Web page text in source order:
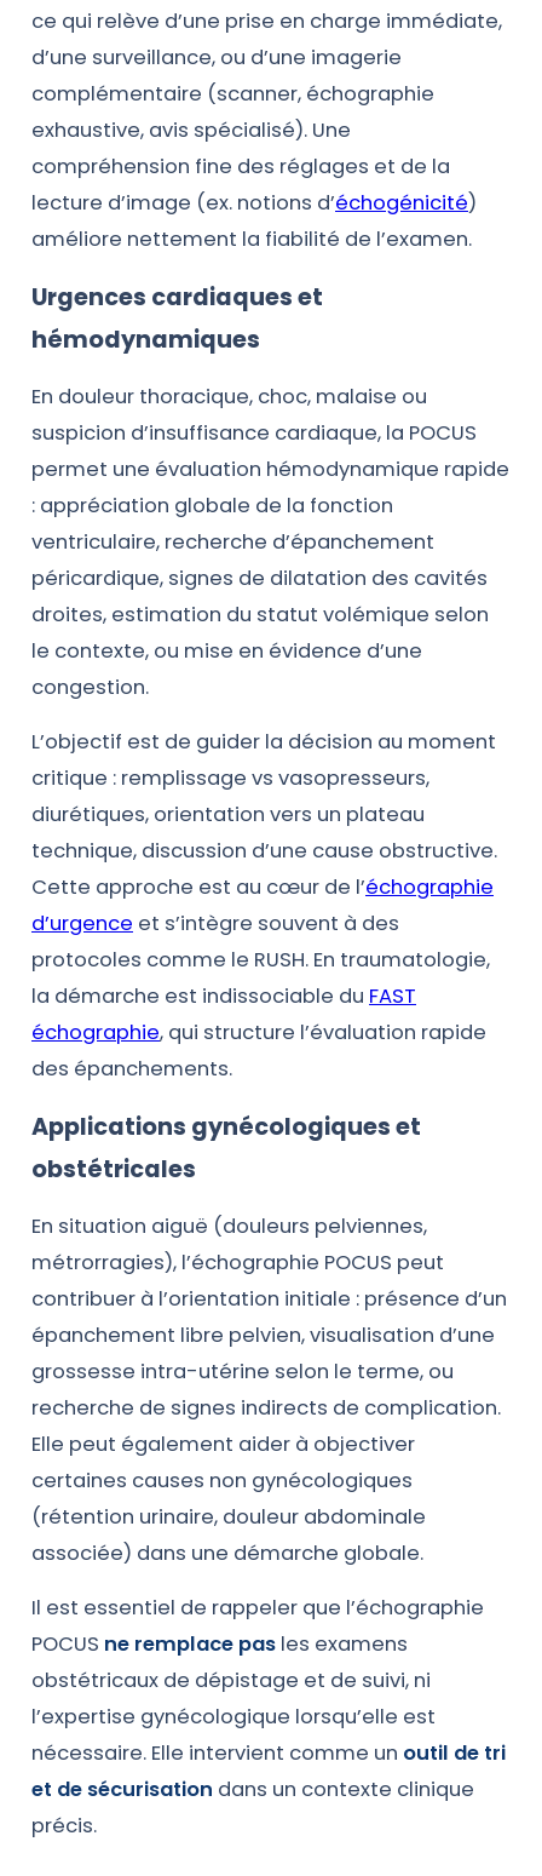
ce qui relève d’une prise en charge immédiate,
d’une surveillance, ou d’une imagerie
complémentaire (scanner, échographie
exhaustive, avis spécialisé). Une
compréhension fine des réglages et de la
lecture d’image (ex. notions d’échogénicité)
améliore nettement la fiabilité de l’examen.
Urgences cardiaques et
hémodynamiques
En douleur thoracique, choc, malaise ou
suspicion d’insuffisance cardiaque, la POCUS
permet une évaluation hémodynamique rapide
: appréciation globale de la fonction
ventriculaire, recherche d’épanchement
péricardique, signes de dilatation des cavités
droites, estimation du statut volémique selon
le contexte, ou mise en évidence d’une
congestion.
L’objectif est de guider la décision au moment
critique : remplissage vs vasopresseurs,
diurétiques, orientation vers un plateau
technique, discussion d’une cause obstructive.
Cette approche est au cœur de l’échographie
d’urgence et s’intègre souvent à des
protocoles comme le RUSH. En traumatologie,
la démarche est indissociable du FAST
échographie, qui structure l’évaluation rapide
des épanchements.
Applications gynécologiques et
obstétricales
En situation aiguë (douleurs pelviennes,
métrorragies), l’échographie POCUS peut
contribuer à l’orientation initiale : présence d’un
épanchement libre pelvien, visualisation d’une
grossesse intra-utérine selon le terme, ou
recherche de signes indirects de complication.
Elle peut également aider à objectiver
certaines causes non gynécologiques
(rétention urinaire, douleur abdominale
associée) dans une démarche globale.
Il est essentiel de rappeler que l’échographie
POCUS ne remplace pas les examens
obstétricaux de dépistage et de suivi, ni
l’expertise gynécologique lorsqu’elle est
nécessaire. Elle intervient comme un outil de tri
et de sécurisation dans un contexte clinique
précis.